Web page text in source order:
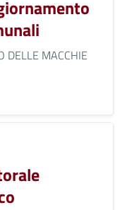
DELLE MACCHIE